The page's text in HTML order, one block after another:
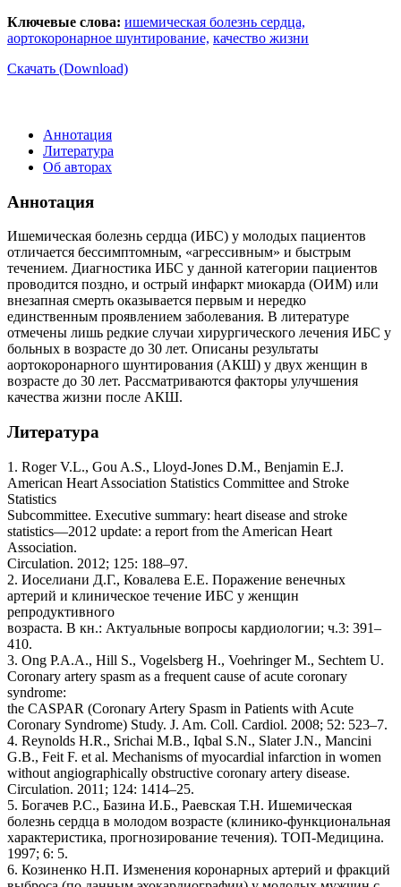
Ключевые слова: ишемическая болезнь сердца,
аортокоронарное шунтирование, качество жизни
Скачать (Download)
Аннотация
Литература
Об авторах
Аннотация
Ишемическая болезнь сердца (ИБС) у молодых пациентов
отличается бессимптомным, «агрессивным» и быстрым
течением. Диагностика ИБС у данной категории пациентов
проводится поздно, и острый инфаркт миокарда (ОИМ) или
внезапная смерть оказывается первым и нередко
единственным проявлением заболевания. В литературе
отмечены лишь редкие случаи хирургического лечения ИБС у
больных в возрасте до 30 лет. Описаны результаты
аортокоронарного шунтирования (АКШ) у двух женщин в
возрасте до 30 лет. Рассматриваются факторы улучшения
качества жизни после АКШ.
Литература
1. Roger V.L., Gou A.S., Lloyd-Jones D.M., Benjamin E.J.
American Heart Association Statistics Committee and Stroke
Statistics
Subcommittee. Executive summary: heart disease and stroke
statistics—2012 update: a report from the American Heart
Association.
Circulation. 2012; 125: 188–97.
2. Иоселиани Д.Г., Ковалева Е.Е. Поражение венечных
артерий и клиническое течение ИБС у женщин
репродуктивного
возраста. В кн.: Актуальные вопросы кардиологии; ч.3: 391–
410.
3. Ong P.A.A., Hill S., Vogelsberg H., Voehringer M., Sechtem U.
Coronary artery spasm as a frequent cause of acute coronary
syndrome:
the CASPAR (Coronary Artery Spasm in Patients with Acute
Coronary Syndrome) Study. J. Am. Coll. Cardiol. 2008; 52: 523–7.
4. Reynolds H.R., Srichai M.B., Iqbal S.N., Slater J.N., Mancini
G.B., Feit F. et al. Mechanisms of myocardial infarction in women
without angiographically obstructive coronary artery disease.
Circulation. 2011; 124: 1414–25.
5. Богачев Р.С., Базина И.Б., Раевская Т.Н. Ишемическая
болезнь сердца в молодом возрасте (клинико-функциональная
характеристика, прогнозирование течения). ТОП-Медицина.
1997; 6: 5.
6. Козиненко Н.П. Изменения коронарных артерий и фракций